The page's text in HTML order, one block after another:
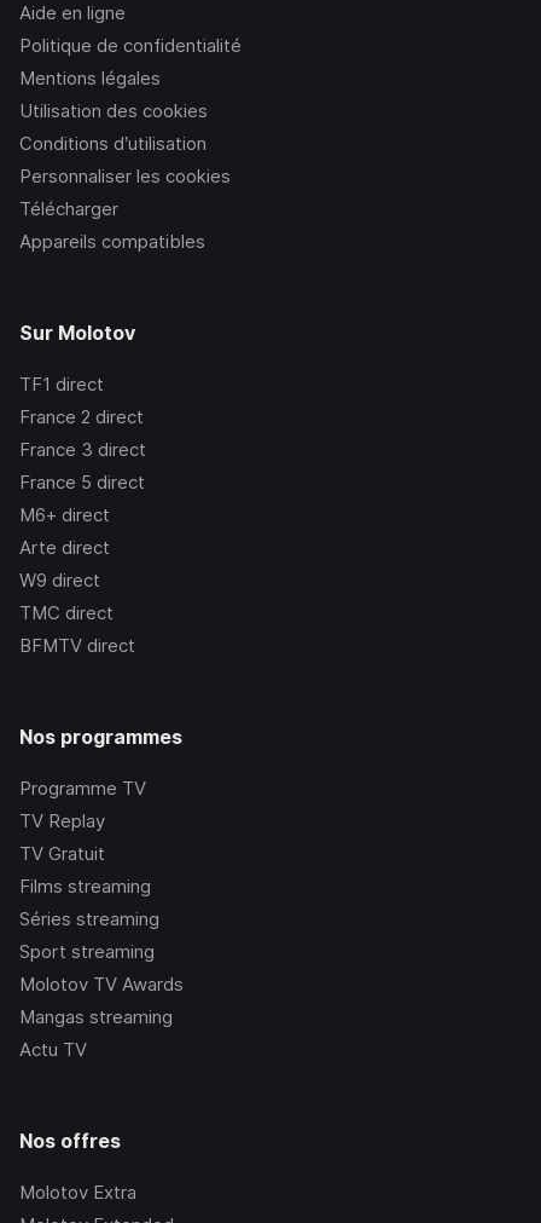
Aide en ligne
Politique de confidentialité
Mentions légales
Utilisation des cookies
Conditions d’utilisation
Personnaliser les cookies
Télécharger
Appareils compatibles
Sur Molotov
TF1 direct
France 2 direct
France 3 direct
France 5 direct
M6+ direct
Arte direct
W9 direct
TMC direct
BFMTV direct
Nos programmes
Programme TV
TV Replay
TV Gratuit
Films streaming
Séries streaming
Sport streaming
Molotov TV Awards
Mangas streaming
Actu TV
Nos offres
Molotov Extra